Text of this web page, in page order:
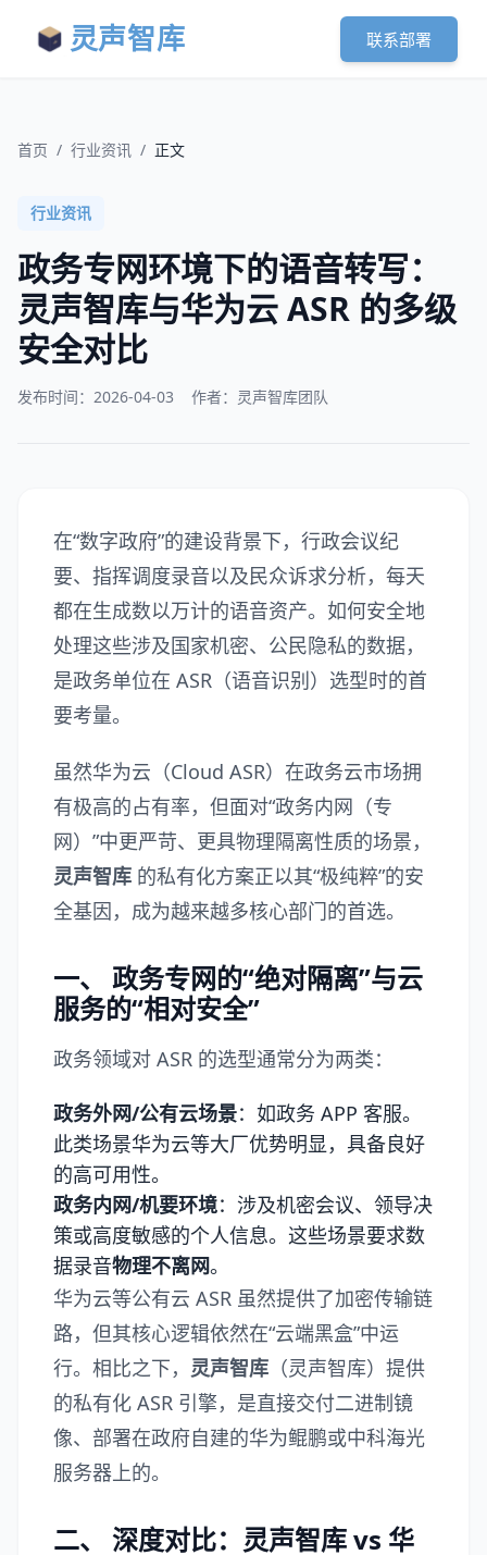
灵声智库 联系部署
首页 / 行业资讯 / 正文
行业资讯
政务专网环境下的语音转写：
灵声智库与华为云 ASR 的多级
安全对比
发布时间： 2026-04-03 作者：灵声智库团队
在“数字政府”的建设背景下，行政会议纪
要、指挥调度录音以及民众诉求分析，每天
都在生成数以万计的语音资产。如何安全地
处理这些涉及国家机密、公民隐私的数据，
是政务单位在 ASR（语音识别）选型时的首
要考量。
虽然华为云（Cloud ASR）在政务云市场拥
有极高的占有率，但面对“政务内网（专
网）”中更严苛、更具物理隔离性质的场景，
灵声智库 的私有化方案正以其“极纯粹”的安
全基因，成为越来越多核心部门的首选。
一、 政务专网的“绝对隔离”与云
服务的“相对安全”
政务领域对 ASR 的选型通常分为两类：
政务外网/公有云场景：如政务 APP 客服。
此类场景华为云等大厂优势明显，具备良好
的高可用性。
政务内网/机要环境：涉及机密会议、领导决
策或高度敏感的个人信息。这些场景要求数
据录音物理不离网。
华为云等公有云 ASR 虽然提供了加密传输链
路，但其核心逻辑依然在“云端黑盒”中运
行。相比之下， 灵声智库 （灵声智库）提供
的私有化 ASR 引擎，是直接交付二进制镜
像、部署在政府自建的华为鲲鹏或中科海光
服务器上的。
二、 深度对比：灵声智库 vs 华